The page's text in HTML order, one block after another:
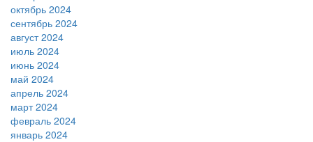
октябрь 2024
сентябрь 2024
август 2024
июль 2024
июнь 2024
май 2024
апрель 2024
март 2024
февраль 2024
январь 2024